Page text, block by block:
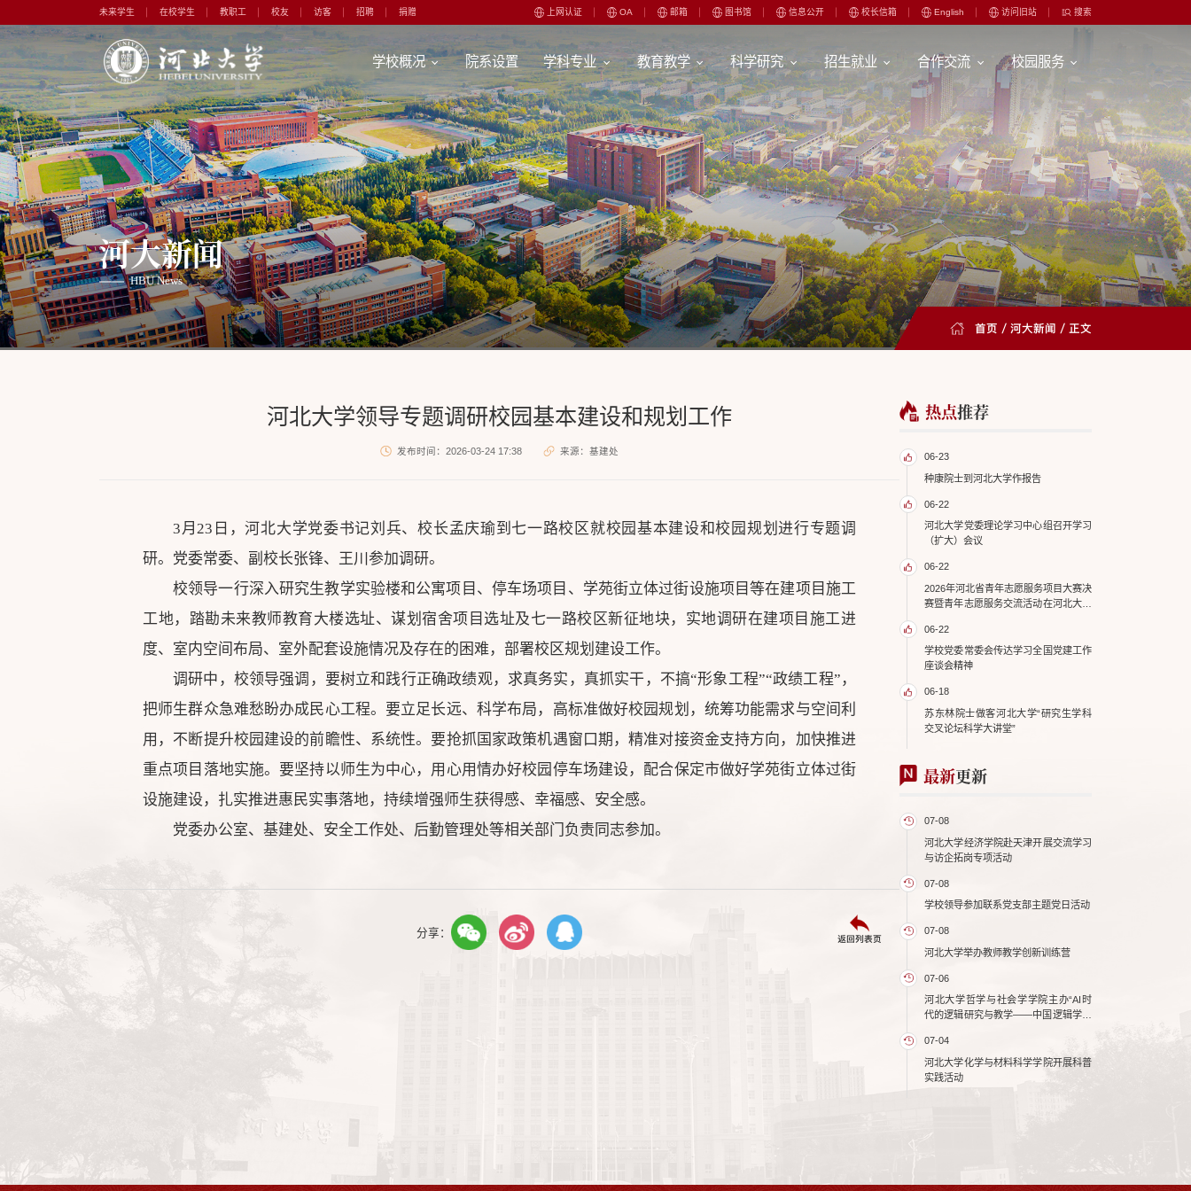
未来学生 在校学生 教职工 校友 访客 招聘 捐赠 上网认证 OA 邮箱 图书馆 信息公开 校长信箱 English 访问旧站 搜索
学校概况 院系设置 学科专业 教育教学 科学研究 招生就业 合作交流 校园服务
河大新闻
HBU News
首页 / 河大新闻 / 正文
河北大学领导专题调研校园基本建设和规划工作
发布时间：2026-03-24 17:38 来源：基建处
3月23日，河北大学党委书记刘兵、校长孟庆瑜到七一路校区就校园基本建设和校园规划进行专题调
研。党委常委、副校长张锋、王川参加调研。
校领导一行深入研究生教学实验楼和公寓项目、停车场项目、学苑街立体过街设施项目等在建项目施工
工地，踏勘未来教师教育大楼选址、谋划宿舍项目选址及七一路校区新征地块，实地调研在建项目施工进
度、室内空间布局、室外配套设施情况及存在的困难，部署校区规划建设工作。
调研中，校领导强调，要树立和践行正确政绩观，求真务实，真抓实干，不搞“形象工程”“政绩工程”，
把师生群众急难愁盼办成民心工程。要立足长远、科学布局，高标准做好校园规划，统筹功能需求与空间利
用，不断提升校园建设的前瞻性、系统性。要抢抓国家政策机遇窗口期，精准对接资金支持方向，加快推进
重点项目落地实施。要坚持以师生为中心，用心用情办好校园停车场建设，配合保定市做好学苑街立体过街
设施建设，扎实推进惠民实事落地，持续增强师生获得感、幸福感、安全感。
党委办公室、基建处、安全工作处、后勤管理处等相关部门负责同志参加。
分享： 返回列表页
热点推荐
06-23
种康院士到河北大学作报告
06-22
河北大学党委理论学习中心组召开学习
（扩大）会议
06-22
2026年河北省青年志愿服务项目大赛决
赛暨青年志愿服务交流活动在河北大学
06-22
学校党委常委会传达学习全国党建工作
座谈会精神
06-18
苏东林院士做客河北大学“研究生学科
交叉论坛科学大讲堂”
最新更新
07-08
河北大学经济学院赴天津开展交流学习
与访企拓岗专项活动
07-08
学校领导参加联系党支部主题党日活动
07-08
河北大学举办教师教学创新训练营
07-06
河北大学哲学与社会学学院主办“AI时
代的逻辑研究与教学——中国逻辑学会
07-04
河北大学化学与材料科学学院开展科普
实践活动